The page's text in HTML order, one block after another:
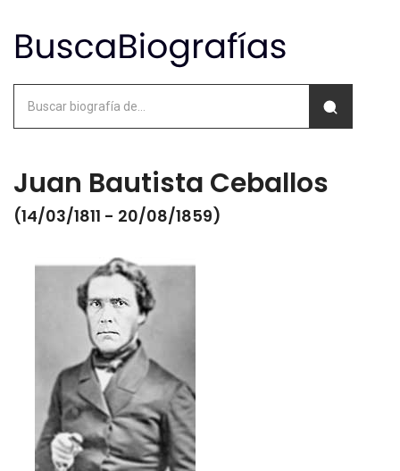
Juan Bautista Ceballos
(14/03/1811 - 20/08/1859)